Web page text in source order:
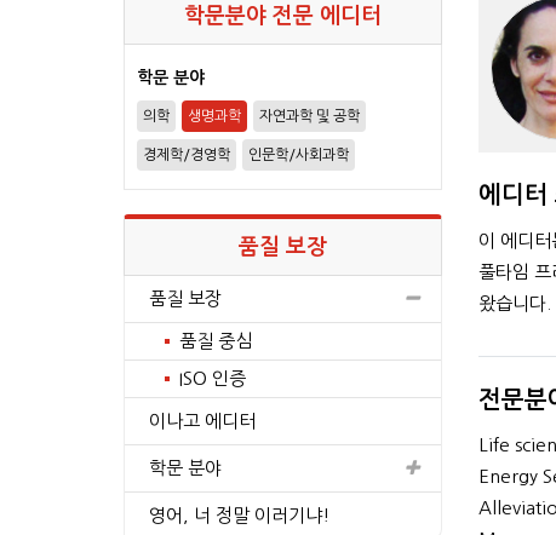
학문분야 전문 에디터
학문 분야
의학 생명과학 자연과학 및 공학
경제학/경영학 인문학/사회과학
품질 보장
품질 보장
품질 중심
ISO 인증
이나고 에디터
학문 분야
영어, 너 정말 이러기냐!
에디터
이 에디
풀타임
왔습니다.
전문분
Life
Energy